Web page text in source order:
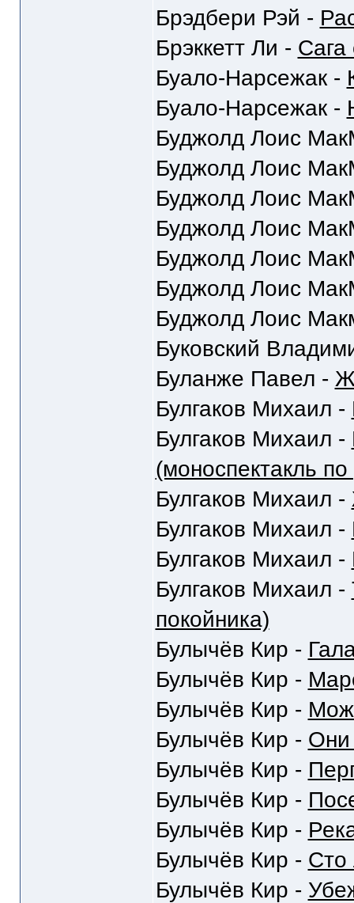
Брэдбери Рэй -
Брэккетт Ли - Сага
Буало-Нарсежак -
Буало-Нарсежак -
Буджолд Лоис
Буджолд Лоис
Буджолд Лоис
Буджолд Лоис
Буджолд Лоис
Буджолд Лоис
Буджолд Лоис
Буковский
Буланже Павел -
Булгаков Михаил -
Булгаков Михаил -
(моноспектакль
Булгаков Михаил -
Булгаков Михаил -
Булгаков Михаил -
Булгаков Михаил -
покойника)
Булычёв Кир -
Булычёв Кир -
Булычёв Кир -
Булычёв Кир - Они
Булычёв Кир -
Булычёв Кир -
Булычёв Кир -
Булычёв Кир - Сто
Булычёв Кир -